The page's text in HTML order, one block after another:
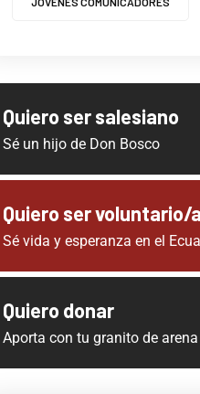
Quiero ser salesiano
Sé un hijo de Don Bosco
Quiero ser voluntario/a
Sé vida y esperanza en el
Quiero donar
Aporta con tu granito de arena